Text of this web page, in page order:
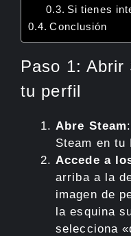
Si tienes
Conclusión
Paso 1: Abrir
tu perfil
Abre Steam
Steam en tu
Accede a
arriba a la
imagen de
la esquina
selecciona